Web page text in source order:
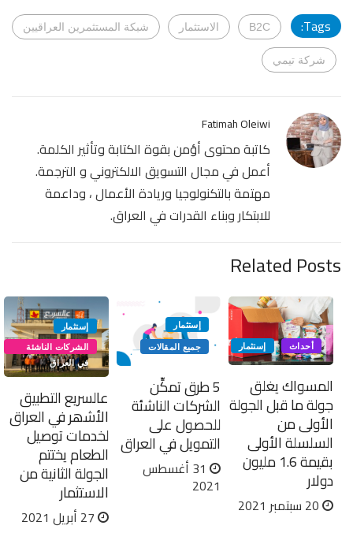
Tags:
B2C الاستثمار شبكة المستثمرين العراقيين
شركة تيمي
Fatimah Oleiwi
كاتبة محتوى أؤمن بقوة الكتابة وتأثير الكلمة.
أعمل في مجال التسويق الالكتروني و الترجمة.
مهتمة بالتكنولوجيا وريادة الأعمال ، وداعمة
للابتكار وبناء القدرات في العراق.
Related Posts
أحداث إستثمار
المسواك يغلق
جولة ما قبل الجولة
الأولى من
السلسلة الأولى
بقيمة 1.6 مليون
دولار
20 سبتمبر 2021
إستثمار
جميع المقالات
5 طرق تمكِّن
الشركات الناشئة
للحصول على
التمويل في العراق
31 أغسطس
2021
إستثمار
الشركات الناشئة
في العراق
عالسریع التطبیق
الأشھر في العراق
لخدمات توصیل
الطعام یختتم
الجولة الثانیة من
الاستثمار
27 أبريل 2021